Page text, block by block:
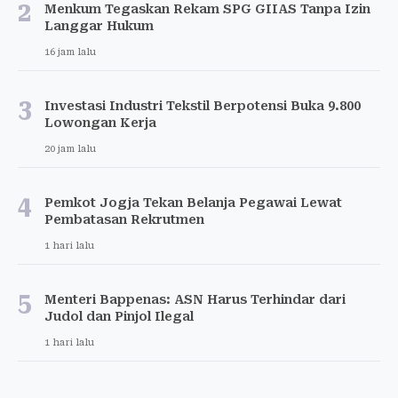
2
Menkum Tegaskan Rekam SPG GIIAS Tanpa Izin
Langgar Hukum
16 jam lalu
3
Investasi Industri Tekstil Berpotensi Buka 9.800
Lowongan Kerja
20 jam lalu
4
Pemkot Jogja Tekan Belanja Pegawai Lewat
Pembatasan Rekrutmen
1 hari lalu
5
Menteri Bappenas: ASN Harus Terhindar dari
Judol dan Pinjol Ilegal
1 hari lalu